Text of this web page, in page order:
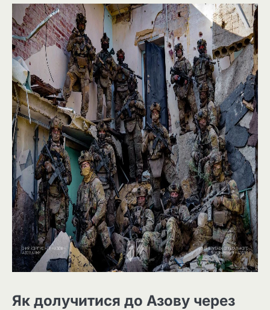
Як долучитися до Азову через